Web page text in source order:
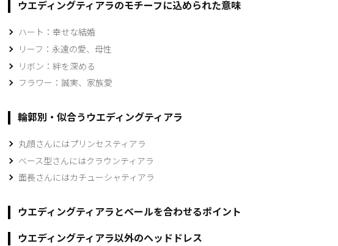
ウエディングティアラのモチーフに込められた意味
ハート：幸せな結婚
リーフ：永遠の愛、母性
リボン：絆を深める
フラワー：誠実、家族愛
輪郭別・似合うウエディングティアラ
丸顔さんにはプリンセスティアラ
ベース型さんにはクラウンティアラ
面長さんにはカチューシャティアラ
ウエディングティアラとベールを合わせるポイント
ウエディングティアラ以外のヘッドドレス